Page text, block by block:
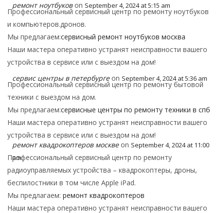
ремонт ноутбуков on September 4, 2024 at 5:15 am
Профессиональный сервисный центр по ремонту ноутбуков
и компьютеров.дронов.
Мы предлагаем:сервисный ремонт ноутбуков москва
Наши мастера оперативно устранят неисправности вашего
устройства в сервисе или с выездом на дом!
сервис центры в петербурге on September 4, 2024 at 5:36 am
Профессиональный сервисный центр по ремонту бытовой
техники с выездом на дом.
Мы предлагаем:сервисные центры по ремонту техники в спб
Наши мастера оперативно устранят неисправности вашего
устройства в сервисе или с выездом на дом!
ремонт квадрокоптеров москве on September 4, 2024 at 11:00
am
Профессиональный сервисный центр по ремонту
радиоуправляемых устройства – квадрокоптеры, дроны,
беспилостники в том числе Apple iPad.
Мы предлагаем: ремонт квадрокоптеров
Наши мастера оперативно устранят неисправности вашего